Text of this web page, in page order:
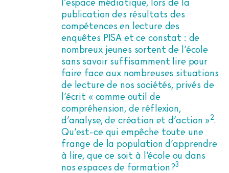
publication des résultats des
compétences en lecture des
enquêtes PISA et ce constat : de
nombreux jeunes sortent de l’école
sans savoir suffisamment lire pour
faire face aux nombreuses situations
de lecture de nos sociétés, privés de
l’écrit « comme outil de
compréhension, de réflexion,
d’analyse, de création et d’action »2.
Qu’est-ce qui empêche toute une
frange de la population d’apprendre
à lire, que ce soit à l’école ou dans
nos espaces de formation ?3